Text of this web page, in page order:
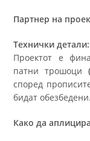
Партнер на
Технички детали:
Проектот е
патни трошоци
според
бидат обезбедени.
Како да